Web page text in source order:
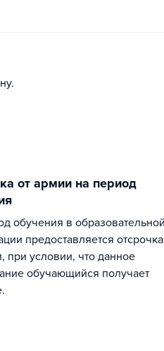
предоставляется отсрочка
при условии, что данное
обучающийся получает